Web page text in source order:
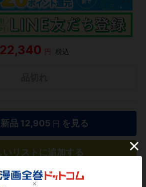
22,340 円 税込
品 12,905 円 を見る
いリストに追加する
気になる商品を登録